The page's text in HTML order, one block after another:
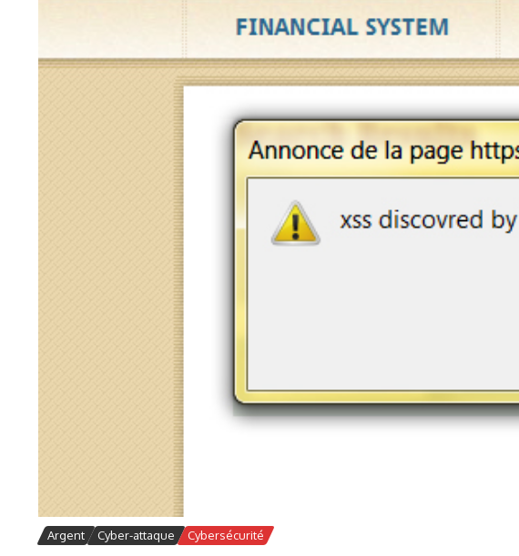
Argent Cyber-attaque Cybersécurité